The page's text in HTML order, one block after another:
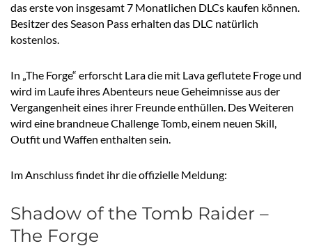
das erste von insgesamt 7 Monatlichen DLCs kaufen können.
Besitzer des Season Pass erhalten das DLC natürlich
kostenlos.
In „The Forge“ erforscht Lara die mit Lava geflutete Froge und
wird im Laufe ihres Abenteurs neue Geheimnisse aus der
Vergangenheit eines ihrer Freunde enthüllen. Des Weiteren
wird eine brandneue Challenge Tomb, einem neuen Skill,
Outfit und Waffen enthalten sein.
Im Anschluss findet ihr die offizielle Meldung:
Shadow of the Tomb Raider –
The Forge